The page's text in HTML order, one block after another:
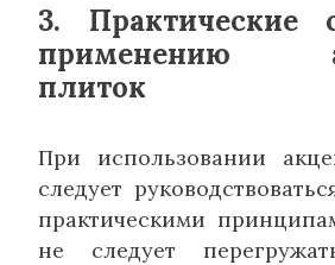
3. Практические
применению
плиток
При использовании
следует
практическими
не следует